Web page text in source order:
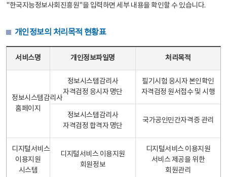
"한국지능정보사회진흥원"을 입력하면 세부 내용을 확인할 수 있습니다.
개인정보의 처리목적 현황표
서비스명 개인정보파일명 처리목적
정보시스템감리사
홈페이지
정보시스템감리사
자격검정 응시자 명단
필기시험 응시자 본인확인
자격검정 원서접수 및 시행
정보시스템감리사
자격검정 합격자 명단
국가공인민간자격증 관리
디지털서비스
이용지원
시스템
디지털서비스 이용지원
회원정보
디지털서비스 이용지원
서비스 제공을 위한
회원관리